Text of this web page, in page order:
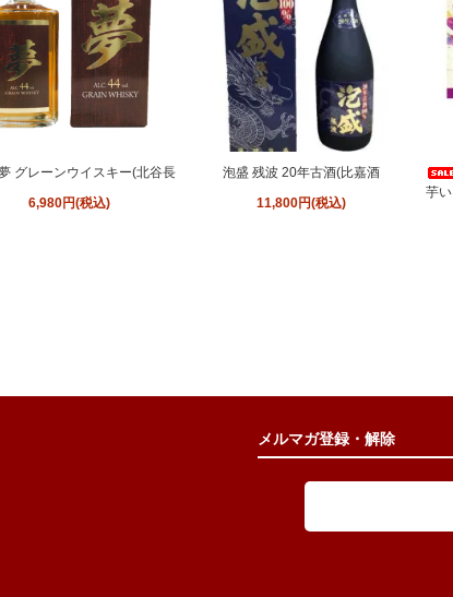
グレーンウイスキー(北谷長
6,980円(税込)
泡盛 残波 20年古酒(比嘉酒
11,800円(税込)
芋い
メルマガ登録・解除